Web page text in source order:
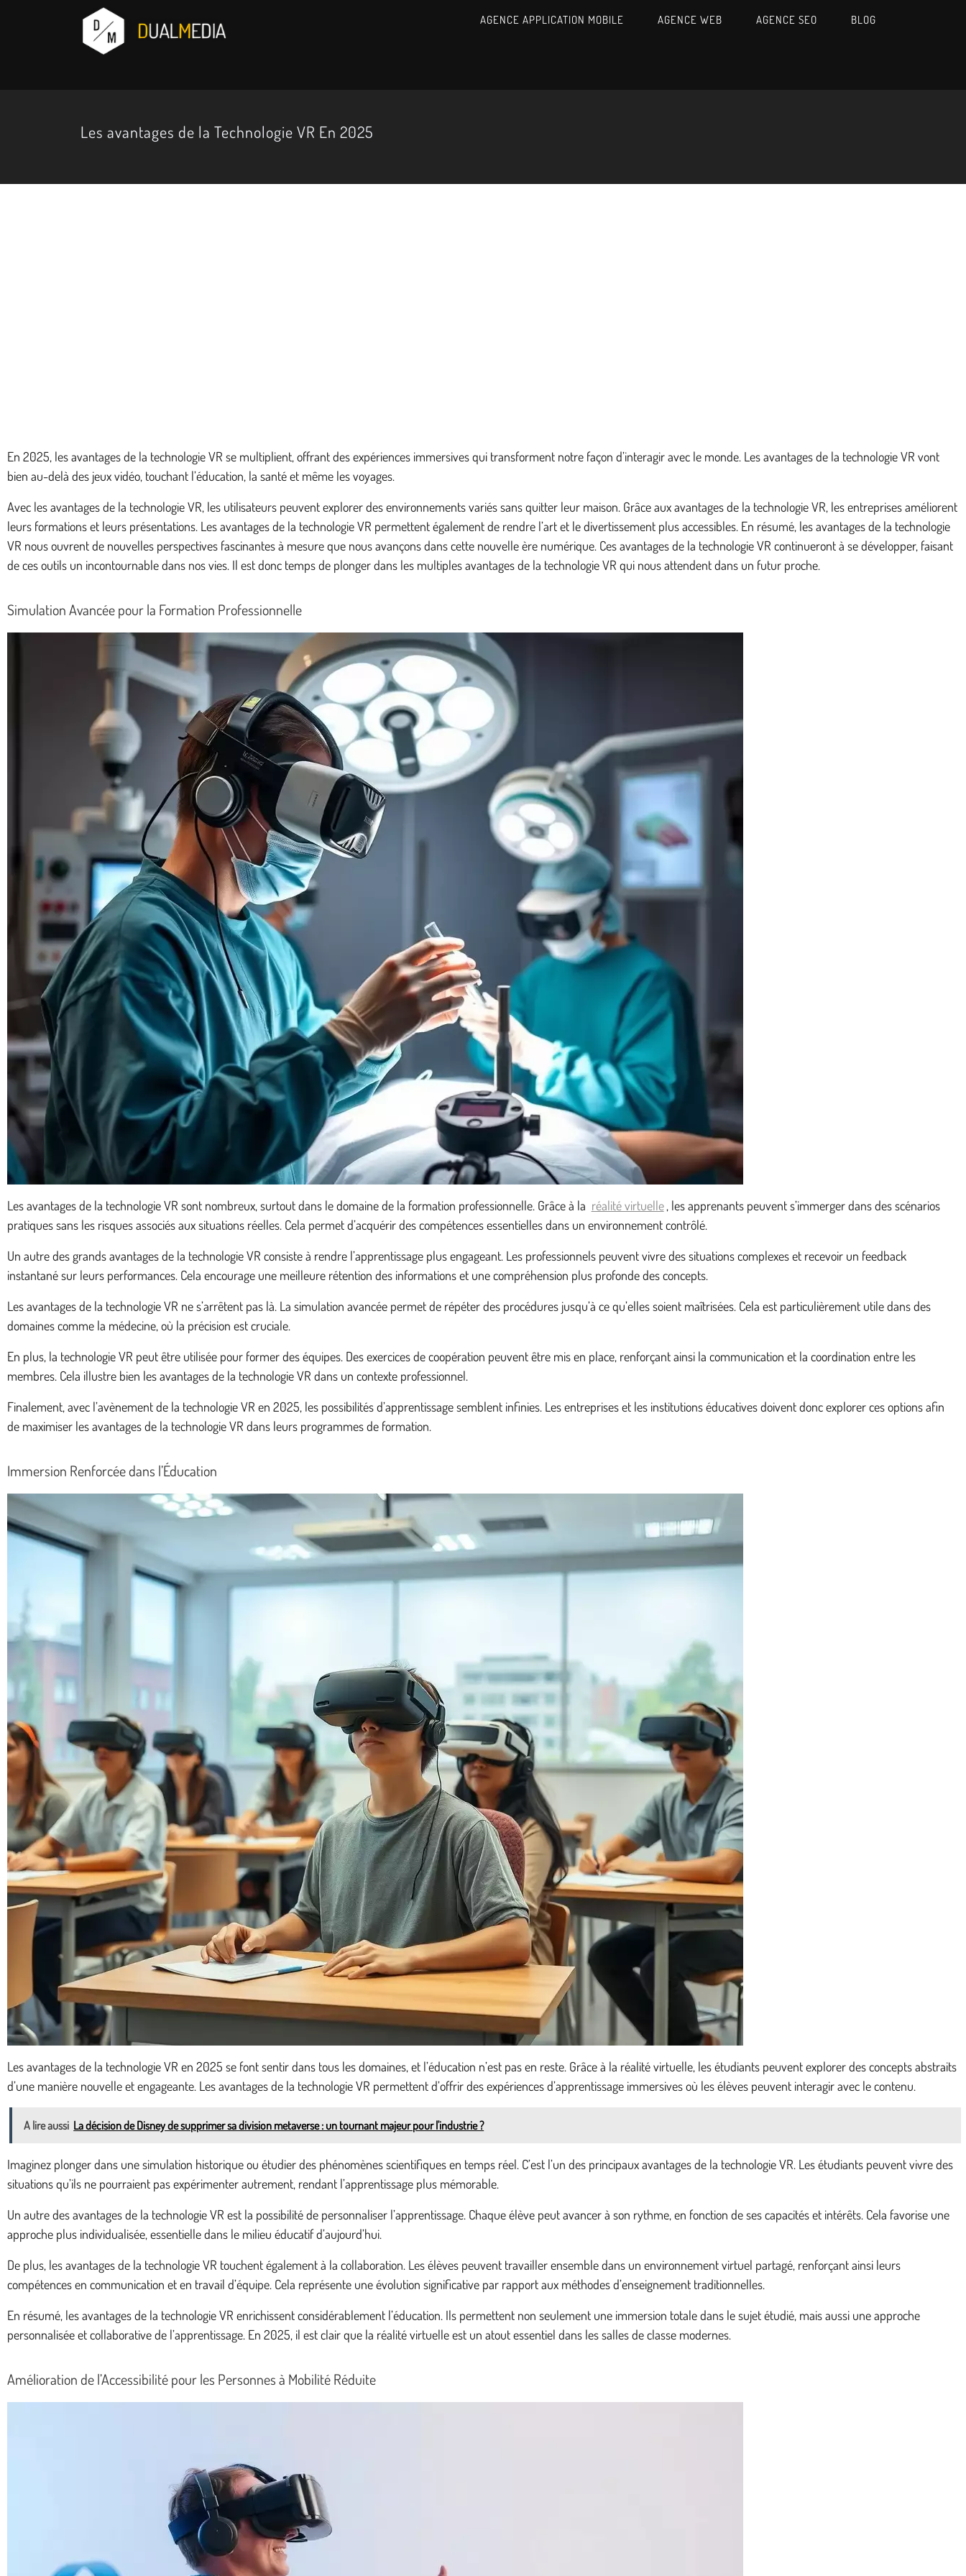
AGENCE APPLICATION MOBILE AGENCE WEB AGENCE SEO BLOG
Les avantages de la Technologie VR En 2025
En 2025, les avantages de la technologie VR se multiplient, offrant des expériences immersives qui transforment notre façon d’interagir avec le monde. Les avantages de la technologie VR vont
bien au-delà des jeux vidéo, touchant l’éducation, la santé et même les voyages.
Avec les avantages de la technologie VR, les utilisateurs peuvent explorer des environnements variés sans quitter leur maison. Grâce aux avantages de la technologie VR, les entreprises améliorent
leurs formations et leurs présentations. Les avantages de la technologie VR permettent également de rendre l’art et le divertissement plus accessibles. En résumé, les avantages de la technologie
VR nous ouvrent de nouvelles perspectives fascinantes à mesure que nous avançons dans cette nouvelle ère numérique. Ces avantages de la technologie VR continueront à se développer, faisant
de ces outils un incontournable dans nos vies. Il est donc temps de plonger dans les multiples avantages de la technologie VR qui nous attendent dans un futur proche.
Simulation Avancée pour la Formation Professionnelle
Les avantages de la technologie VR sont nombreux, surtout dans le domaine de la formation professionnelle. Grâce à la réalité virtuelle , les apprenants peuvent s’immerger dans des scénarios
pratiques sans les risques associés aux situations réelles. Cela permet d’acquérir des compétences essentielles dans un environnement contrôlé.
Un autre des grands avantages de la technologie VR consiste à rendre l’apprentissage plus engageant. Les professionnels peuvent vivre des situations complexes et recevoir un feedback
instantané sur leurs performances. Cela encourage une meilleure rétention des informations et une compréhension plus profonde des concepts.
Les avantages de la technologie VR ne s’arrêtent pas là. La simulation avancée permet de répéter des procédures jusqu’à ce qu’elles soient maîtrisées. Cela est particulièrement utile dans des
domaines comme la médecine, où la précision est cruciale.
En plus, la technologie VR peut être utilisée pour former des équipes. Des exercices de coopération peuvent être mis en place, renforçant ainsi la communication et la coordination entre les
membres. Cela illustre bien les avantages de la technologie VR dans un contexte professionnel.
Finalement, avec l’avènement de la technologie VR en 2025, les possibilités d’apprentissage semblent infinies. Les entreprises et les institutions éducatives doivent donc explorer ces options afin
de maximiser les avantages de la technologie VR dans leurs programmes de formation.
Immersion Renforcée dans l’Éducation
Les avantages de la technologie VR en 2025 se font sentir dans tous les domaines, et l’éducation n’est pas en reste. Grâce à la réalité virtuelle, les étudiants peuvent explorer des concepts abstraits
d’une manière nouvelle et engageante. Les avantages de la technologie VR permettent d’offrir des expériences d’apprentissage immersives où les élèves peuvent interagir avec le contenu.
A lire aussi La décision de Disney de supprimer sa division metaverse : un tournant majeur pour l'industrie ?
Imaginez plonger dans une simulation historique ou étudier des phénomènes scientifiques en temps réel. C’est l’un des principaux avantages de la technologie VR. Les étudiants peuvent vivre des
situations qu’ils ne pourraient pas expérimenter autrement, rendant l’apprentissage plus mémorable.
Un autre des avantages de la technologie VR est la possibilité de personnaliser l’apprentissage. Chaque élève peut avancer à son rythme, en fonction de ses capacités et intérêts. Cela favorise une
approche plus individualisée, essentielle dans le milieu éducatif d’aujourd’hui.
De plus, les avantages de la technologie VR touchent également à la collaboration. Les élèves peuvent travailler ensemble dans un environnement virtuel partagé, renforçant ainsi leurs
compétences en communication et en travail d’équipe. Cela représente une évolution significative par rapport aux méthodes d’enseignement traditionnelles.
En résumé, les avantages de la technologie VR enrichissent considérablement l’éducation. Ils permettent non seulement une immersion totale dans le sujet étudié, mais aussi une approche
personnalisée et collaborative de l’apprentissage. En 2025, il est clair que la réalité virtuelle est un atout essentiel dans les salles de classe modernes.
Amélioration de l’Accessibilité pour les Personnes à Mobilité Réduite